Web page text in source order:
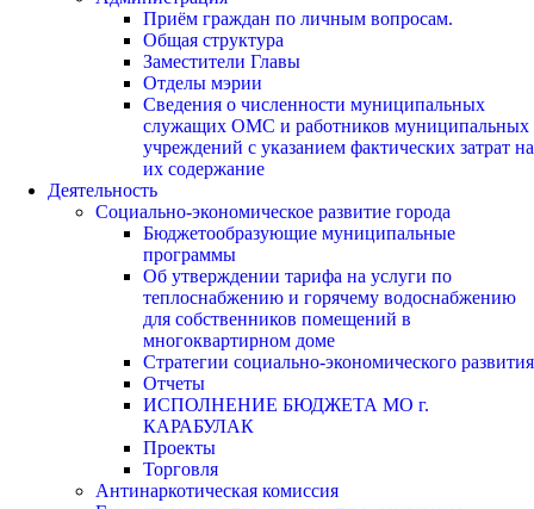
Приём граждан по личным вопросам.
Общая структура
Заместители Главы
Отделы мэрии
Сведения о численности муниципальных
служащих ОМС и работников муниципальных
учреждений с указанием фактических затрат на
их содержание
Деятельность
Социально-экономическое развитие города
Бюджетообразующие муниципальные
программы
Об утверждении тарифа на услуги по
теплоснабжению и горячему водоснабжению
для собственников помещений в
многоквартирном доме
Стратегии социально-экономического развития
Отчеты
ИСПОЛНЕНИЕ БЮДЖЕТА МО г.
КАРАБУЛАК
Проекты
Торговля
Антинаркотическая комиссия